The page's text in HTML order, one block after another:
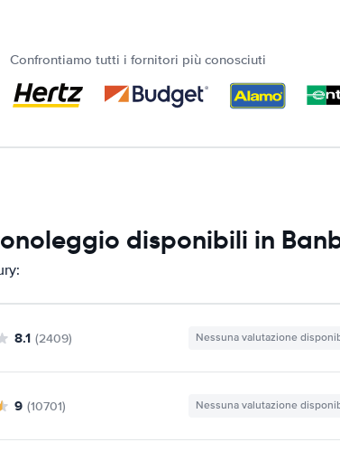
Confrontiamo tutti i fornitori più conosciuti
disponibili in
8.1 (2409) Nessuna valutazione
9 (10701) Nessuna valutazione